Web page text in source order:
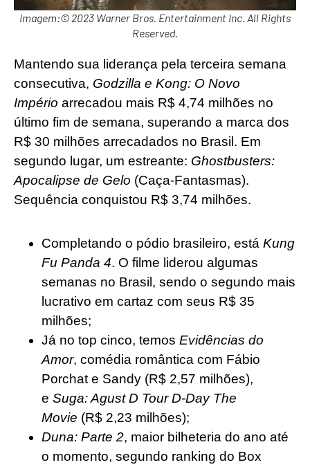
Imagem:© 2023 Warner Bros. Entertainment Inc. All Rights
Reserved.
Mantendo sua liderança pela terceira semana
consecutiva, Godzilla e Kong: O Novo
Império arrecadou mais R$ 4,74 milhões no
último fim de semana, superando a marca dos
R$ 30 milhões arrecadados no Brasil. Em
segundo lugar, um estreante: Ghostbusters:
Apocalipse de Gelo (Caça-Fantasmas).
Sequência conquistou R$ 3,74 milhões.
Completando o pódio brasileiro, está Kung
Fu Panda 4. O filme liderou algumas
semanas no Brasil, sendo o segundo mais
lucrativo em cartaz com seus R$ 35
milhões;
Já no top cinco, temos Evidências do
Amor, comédia romântica com Fábio
Porchat e Sandy (R$ 2,57 milhões),
e Suga: Agust D Tour D-Day The
Movie (R$ 2,23 milhões);
Duna: Parte 2, maior bilheteria do ano até
o momento, segundo ranking do Box